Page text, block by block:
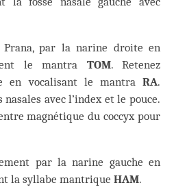
par la narine droite en
le mantra TOM. Retenez
en vocalisant le mantra RA.
nasales avec l’index et le pouce.
magnétique du coccyx pour
par la narine gauche en
la syllabe mantrique HAM.